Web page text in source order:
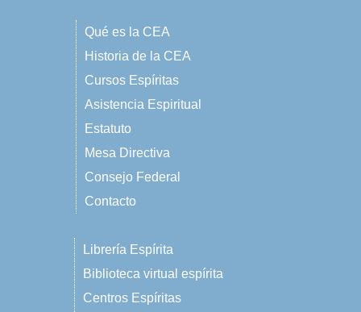
Qué es la CEA
Historia de la CEA
Cursos Espíritas
Asistencia Espiritual
Estatuto
Mesa Directiva
Consejo Federal
Contacto
Librería Espírita
Biblioteca virtual espírita
Centros Espíritas